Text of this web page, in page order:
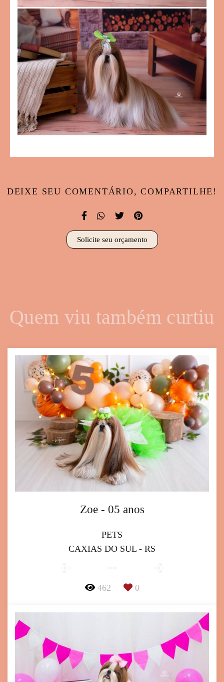
DEIXE SEU COMENTÁRIO, COMPARTILHE!
Solicite seu orçamento
Quem viu também curtiu
Zoe - 05 anos
PETS
CAXIAS DO SUL - RS
462 0